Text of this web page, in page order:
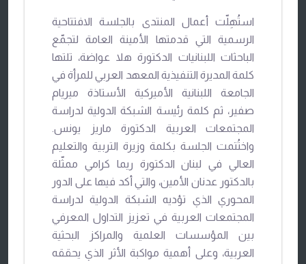
استُهِلّت أعمال المنتدى بالجلسة الافتتاحية
الرسمية التي قدمتها الأمينة العامة لتجمّع
الباحثات اللبنانيات الدكتورة هلا عواضة، تلتها
كلمة المديرة التنفيذية المعهد العربي للمرأة في
الجامعة اللبنانية الأميركية الأستاذة ميريام
صفير، ثم كلمة رئيسة الشبكة الدولية لدراسة
المجتمعات العربية الدكتورة ماريز يونس.
واختُتمت الجلسة بكلمة وزيرة التربية والتعليم
العالي في لبنان الدكتورة ريما كرامي ممثّلة
بالدكتور عدنان الأمين، والتي أكد فيها على الدور
المحوري الذي تؤديه الشبكة الدولية لدراسة
المجتمعات العربية في تعزيز التداول المعرفي
بين المؤسسات العلمية والمراكز البحثية
العربية، وعلى أهمية مواكبة الأثر الذي يحققه